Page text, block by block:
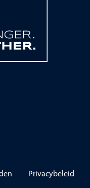
Privacybeleid